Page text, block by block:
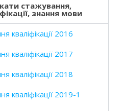
стажування,
знання мови
кваліфікації 2016
кваліфікації 2017
кваліфікації 2018
кваліфікації 2019-1